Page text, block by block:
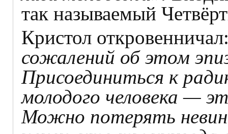
так называемый
Кристол
сожалений об этом
Присоединиться к
молодого человека —
Можно потерять